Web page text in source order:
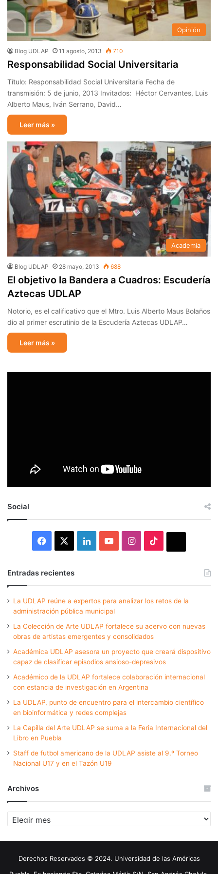
Opinión
Blog UDLAP 11 agosto, 2013 710
Responsabilidad Social Universitaria
Título: Responsabilidad Social Universitaria Fecha de
transmisión: 5 de junio, 2013 Invitados: Héctor Cervantes, Luis
Alberto Maus, Iván Serrano, David…
Leer más »
Academia
Blog UDLAP 28 mayo, 2013 688
El objetivo la Bandera a Cuadros: Escudería
Aztecas UDLAP
Notorio, es el calificativo que el Mtro. Luis Alberto Maus Bolaños
dio al primer escrutinio de la Escudería Aztecas UDLAP…
Leer más »
Social
Facebook LinkedInYouTubeInstagram
Entradas recientes
La UDLAP reúne a expertos para analizar los retos de la
administración pública municipal
La Colección de Arte UDLAP fortalece su acervo con nuevas
obras de artistas emergentes y consolidados
Académica UDLAP asesora un proyecto que creará dispositivo
capaz de clasificar episodios ansioso-depresivos
Académico de la UDLAP fortalece colaboración internacional
con estancia de investigación en Argentina
La UDLAP, punto de encuentro para el intercambio científico
en bioinformática y redes complejas
La Capilla del Arte UDLAP se suma a la Feria Internacional del
Libro en Puebla
Staff de futbol americano de la UDLAP asiste al 9.º Torneo
Nacional U17 y en el Tazón U19
Archivos
Archivos
Derechos Reservados © 2024. Universidad de las Américas